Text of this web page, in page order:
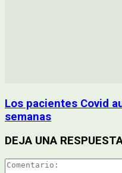
Los pacientes Covid
semanas
DEJA UNA